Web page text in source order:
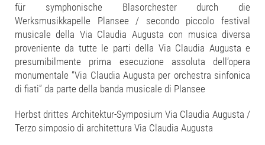
für symphonische Blasorchester durch die
Werksmusikkapelle Plansee / secondo piccolo festival
musicale della Via Claudia Augusta con musica diversa
proveniente da tutte le parti della Via Claudia Augusta e
presumibilmente prima esecuzione assoluta dell’opera
monumentale “Via Claudia Augusta per orchestra sinfonica
di fiati” da parte della banda musicale di Plansee
Herbst drittes Architektur-Symposium Via Claudia Augusta /
Terzo simposio di architettura Via Claudia Augusta